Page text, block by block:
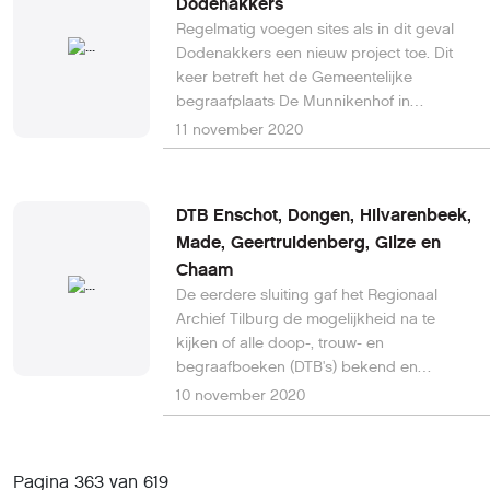
Nederlandse BS blijft staan als een kind is
geboren, maar zouden ze dit alles over 50
of 100 jaar ook nog weten? Anders
gezegd, lieve ... lieve overheid, mogen we
het oude systeem weer terug?
Regelmatig voegen sites als in dit geval
Dodenakkers een nieuw project toe. Dit
keer betreft het de Gemeentelijke
begraafplaats De Munnikenhof in
Veenendaal.
11 november 2020
DTB Enschot, Dongen, Hilvarenbeek,
Made, Geertruidenberg, Gilze en
Chaam
De eerdere sluiting gaf het Regionaal
Archief Tilburg de mogelijkheid na te
kijken of alle doop-, trouw- en
begraafboeken (DTB's) bekend en
gedigitaliseerd waren. Dat leverde een
reeks nieuwe scans op uit o.a. Enschot,
10 november 2020
Pagina 363 van 619